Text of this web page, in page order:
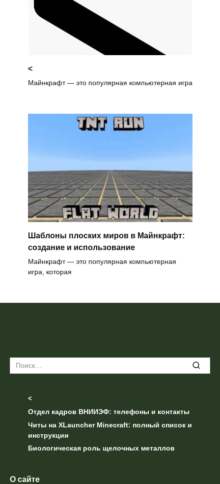
<
Майнкрафт — это популярная компьютерная игра
Шаблоны плоских миров в Майнкрафт:
создание и использование
Майнкрафт — это популярная компьютерная
игра, которая
Search
for:
<
Отдел кадров ВНИИЭФ: телефоны и контакты
Читы на XLauncher Minecraft: полный список и
инструкции
Биологическая роль щелочных металлов
О сайте